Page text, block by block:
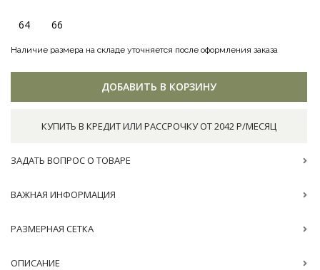
64 66
Наличие размера на складе уточняется после оформления заказа
ДОБАВИТЬ В КОРЗИНУ
КУПИТЬ В КРЕДИТ ИЛИ РАССРОЧКУ ОТ 2042 Р/МЕСЯЦ
ЗАДАТЬ ВОПРОС О ТОВАРЕ
ВАЖНАЯ ИНФОРМАЦИЯ
РАЗМЕРНАЯ СЕТКА
ОПИСАНИЕ